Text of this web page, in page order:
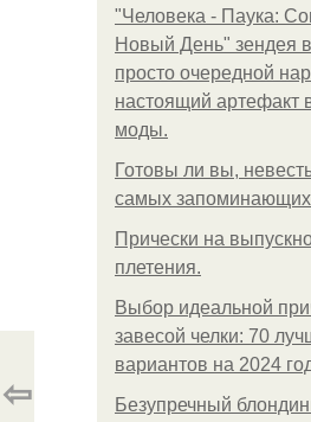
"Человека - Паука:
Новый День" зендея
просто очередной
настоящий артефакт
моды.
Готовы ли вы,
самых
Прически на
плетения.
Выбор идеальной
завесой челки: 70
вариантов на 2024
Безупречный
⇦